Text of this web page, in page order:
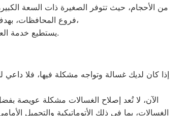
فروع المحافظات، بهدف توفير الأقرب إليك في جميع الأوقات. نظراً لتوفر الخدمة الفنية لصيانة ثلاجات بيكو في منطقة المنوفية بأكثر من رقم،
يستطيع خدمة العملاء بيكو التواصل معنا عبر الأرقام التالية: 01220261030 – 02357100080 – 0235699066 – 01010916814.
إذا كان لديك غسالة وتواجه مشكلة فيها، فلا داعي
الآن، لا تُعد إصلاح الغسالات مشكلة عويصة